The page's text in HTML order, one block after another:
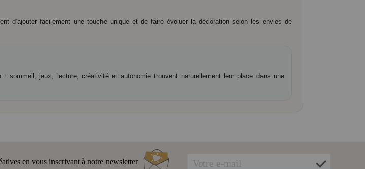
d’ajouter facilement une touche unique et de faire évoluer la décoration selon les envies de
sommeil, jeux, lecture, créativité et autonomie trouvent naturellement leur place dans une
en vous inscrivant à notre newsletter